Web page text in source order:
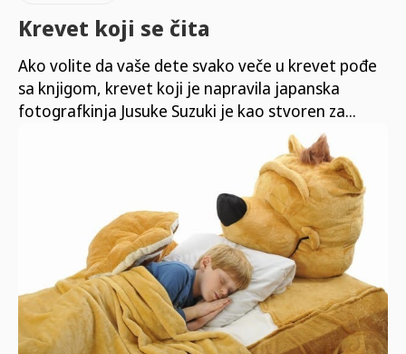
Krevet koji se čita
Ako volite da vaše dete svako veče u krevet pođe
sa knjigom, krevet koji je napravila japanska
fotografkinja Jusuke Suzuki je kao stvoren za...